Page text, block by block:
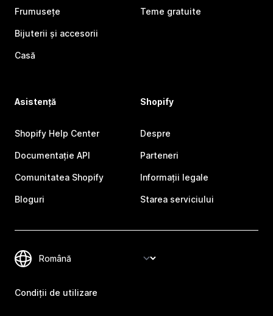
Frumusețe
Bijuterii și accesorii
Casă
Teme gratuite
Asistență
Shopify Help Center
Documentație API
Comunitatea Shopify
Bloguri
Shopify
Despre
Parteneri
Informații legale
Starea serviciului
Condiții de utilizare